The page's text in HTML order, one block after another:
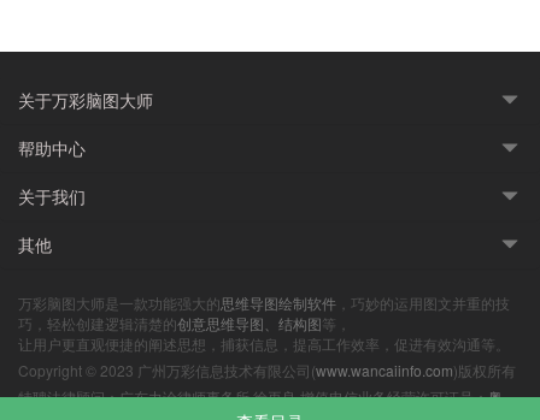
关于万彩脑图大师
帮助中心
关于我们
其他
万彩脑图大师是一款功能强大的思维导图绘制软件 ，巧妙的运用图文并重的技
巧，轻松创建逻辑清楚的创意思维导图、结构图等，
让用户更直观便捷的阐述思想，捕获信息，提高工作效率，促进有效沟通等。
Copyright © 2023 广州万彩信息技术有限公司(www.wancaiinfo.com)版权所有
特聘法律顾问：广东力诠律师事务所 徐再良 增值电信业务经营许可证号：粤